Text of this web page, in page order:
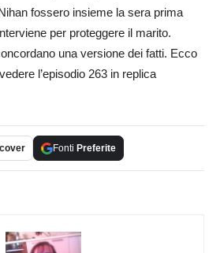
fossero insieme la sera prima
per proteggere il marito.
una versione dei fatti. Ecco
l’episodio 263 in replica
Fonti Preferite